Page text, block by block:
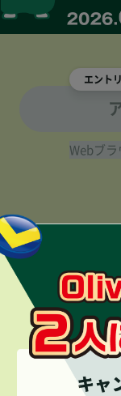
エント
Webブ